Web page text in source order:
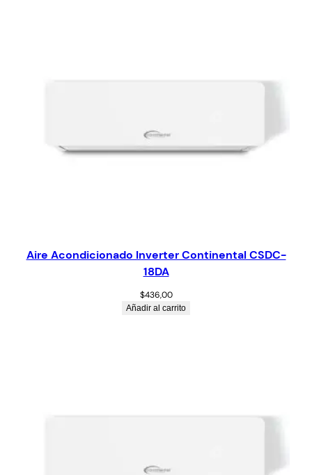
Aire Acondicionado Inverter Continental CSDC-
18DA
$436,00
Añadir al carrito